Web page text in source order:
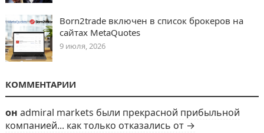
Born2trade включен в список брокеров на
сайтах MetaQuotes
9 июля, 2026
КОММЕНТАРИИ
он admiral markets были прекрасной прибыльной
компанией... как только отказались от →